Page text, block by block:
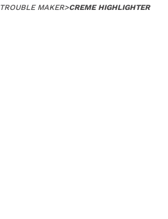
TROUBLE MAKER>CREME HIGHLIGHTER